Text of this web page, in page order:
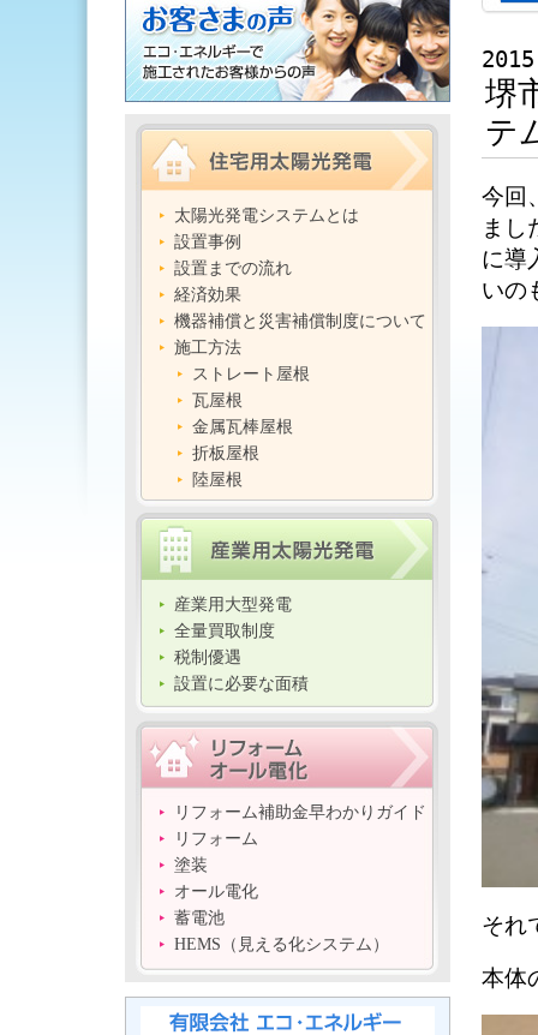
太陽光発電システムとは
設置事例
設置までの流れ
経済効果
機器補償と災害補償制度について
施工方法
ストレート屋根
瓦屋根
金属瓦棒屋根
折板屋根
陸屋根
産業用大型発電
全量買取制度
税制優遇
設置に必要な面積
リフォーム補助金早わかりガイド
リフォーム
塗装
オール電化
蓄電池
HEMS（見える化システム）
堺
テ
今回
まし
に導
いの
それ
本体